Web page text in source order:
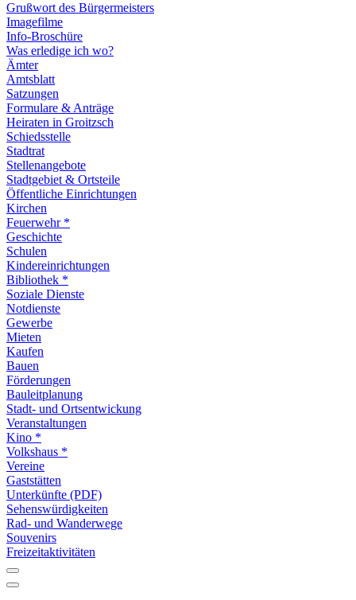
Grußwort des Bürgermeisters
Imagefilme
Info-Broschüre
Was erledige ich wo?
Ämter
Amtsblatt
Satzungen
Formulare & Anträge
Heiraten in Groitzsch
Schiedsstelle
Stadtrat
Stellenangebote
Stadtgebiet & Ortsteile
Öffentliche Einrichtungen
Kirchen
Feuerwehr *
Geschichte
Schulen
Kindereinrichtungen
Bibliothek *
Soziale Dienste
Notdienste
Gewerbe
Mieten
Kaufen
Bauen
Förderungen
Bauleitplanung
Stadt- und Ortsentwickung
Veranstaltungen
Kino *
Volkshaus *
Vereine
Gaststätten
Unterkünfte (PDF)
Sehenswürdigkeiten
Rad- und Wanderwege
Souvenirs
Freizeitaktivitäten